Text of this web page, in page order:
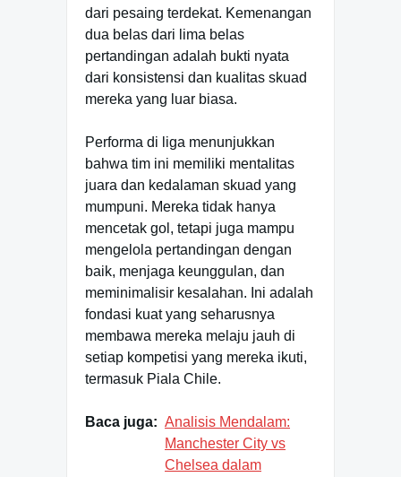
dari pesaing terdekat. Kemenangan
dua belas dari lima belas
pertandingan adalah bukti nyata
dari konsistensi dan kualitas skuad
mereka yang luar biasa.
Performa di liga menunjukkan
bahwa tim ini memiliki mentalitas
juara dan kedalaman skuad yang
mumpuni. Mereka tidak hanya
mencetak gol, tetapi juga mampu
mengelola pertandingan dengan
baik, menjaga keunggulan, dan
meminimalisir kesalahan. Ini adalah
fondasi kuat yang seharusnya
membawa mereka melaju jauh di
setiap kompetisi yang mereka ikuti,
termasuk Piala Chile.
Baca juga: Analisis Mendalam:
Manchester City vs
Chelsea dalam